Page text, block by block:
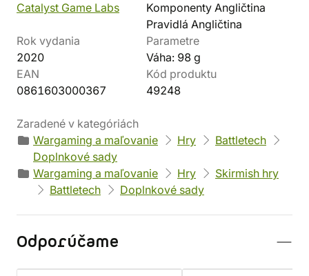
Catalyst Game Labs
Komponenty Angličtina
Pravidlá Angličtina
Rok vydania
2020
Parametre
Váha: 98 g
EAN
0861603000367
Kód produktu
49248
Zaradené v kategóriách
Wargaming a maľovanie
Hry
Battletech
Doplnkové sady
Wargaming a maľovanie
Hry
Skirmish hry
Battletech
Doplnkové sady
Odporúčame